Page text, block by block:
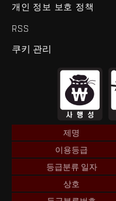
개인 정보 보호 정책
RSS
쿠키 관리
제명
이용등급
등급분류 일자
상호